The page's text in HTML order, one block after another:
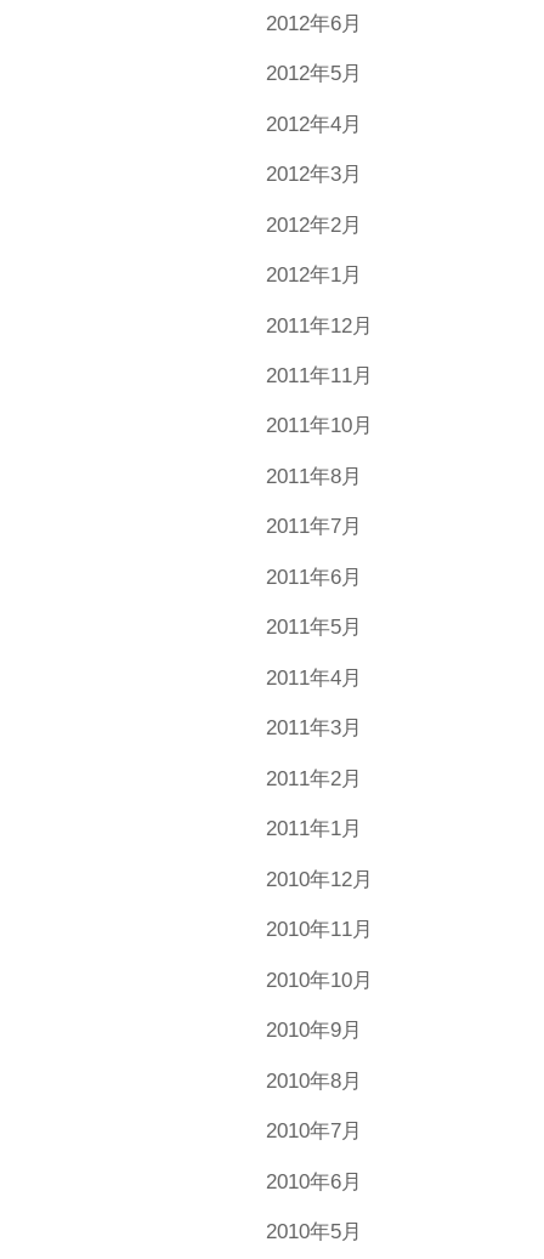
2012年6月
2012年5月
2012年4月
2012年3月
2012年2月
2012年1月
2011年12月
2011年11月
2011年10月
2011年8月
2011年7月
2011年6月
2011年5月
2011年4月
2011年3月
2011年2月
2011年1月
2010年12月
2010年11月
2010年10月
2010年9月
2010年8月
2010年7月
2010年6月
2010年5月